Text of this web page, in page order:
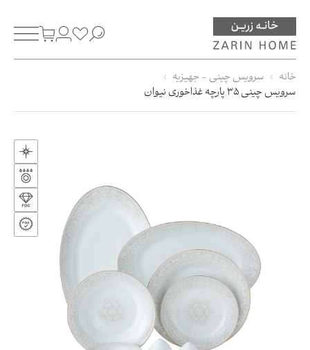
خانه
سرویس چینی - جهیزیه
سرویس چینی 35 پارچه غذاخوری نیوان